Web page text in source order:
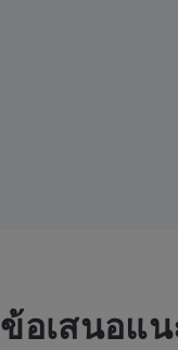
ข้อเสนอแน